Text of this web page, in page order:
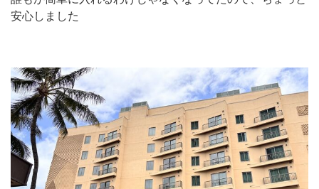
安心しました